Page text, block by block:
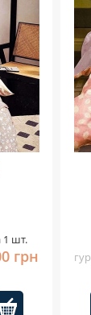
1 шт.
грн